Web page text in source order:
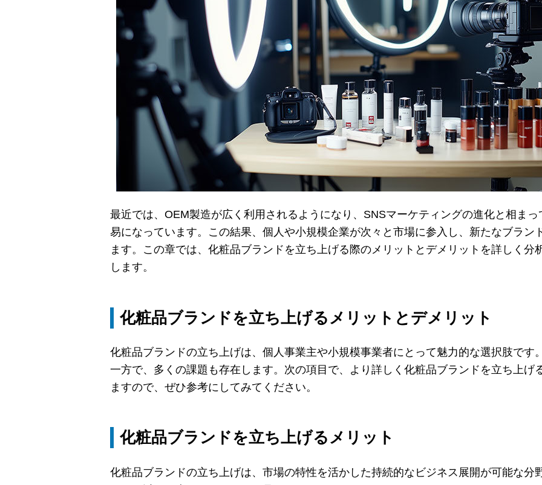
最近では、OEM製造が広く利用されるようになり、SNSマーケティングの進化と相ま
易になっています。この結果、個人や小規模企業が次々と市場に参入し、新たなブラン
ます。この章では、化粧品ブランドを立ち上げる際のメリットとデメリットを詳しく分
します。
化粧品ブランドを立ち上げるメリットとデメリット
化粧品ブランドの立ち上げは、個人事業主や小規模事業者にとって魅力的な選択肢です
一方で、多くの課題も存在します。次の項目で、より詳しく化粧品ブランドを立ち上げ
ますので、ぜひ参考にしてみてください。
化粧品ブランドを立ち上げるメリット
化粧品ブランドの立ち上げは、市場の特性を活かした持続的なビジネス展開が可能な分